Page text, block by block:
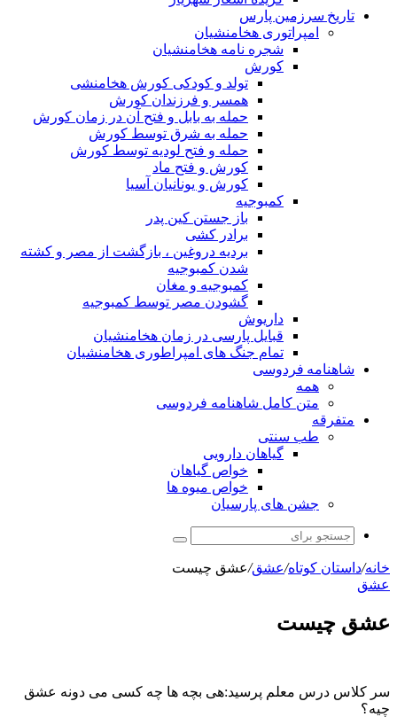
تاریخ سرزمین پارس
امپراتوری هخامنشیان
شجره نامه هخامنشیان
کورش
تولد و کودکی کورش هخامنشی
همسر و فرزندان کورش
حمله به بابل و فتح آن در زمان کورش
حمله به شرق توسط کورش
حمله و فتح لودیه توسط کورش
کورش و فتح ماد
کورش و یونانیان آسیا
کمبوجیه
باز جستن کین پدر
برادر کشی
بردیه دروغین ، بازگشت از مصر و کشته
شدن کمبوجیه
کمبوجیه و مغان
گشودن مصر توسط کمبوجیه
داریوش
قبایل پارسی در زمان هخامنشیان
تمام جنگ های امپراطوری هخامنشیان
شاهنامه فردوسی
همه
متن کامل شاهنامه فردوسی
متفرقه
طب سنتی
گیاهان دارویی
خواص گیاهان
خواص میوه ها
جشن های پارسیان
جستجو
خانه/داستان کوتاه/عشق/عشق چیست
عشق
عشق چیست
سر کلاس درس معلم پرسید:هی بچه ها چه کسی می دونه عشق
چیه؟